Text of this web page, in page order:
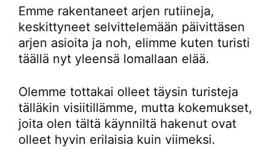
Emme rakentaneet arjen rutiineja,
keskittyneet selvittelemään päivittäsen
arjen asioita ja noh, elimme kuten turisti
täällä nyt yleensä lomallaan elää.
Olemme tottakai olleet täysin turisteja
tälläkin visiitillämme, mutta kokemukset,
joita olen tältä käynniltä hakenut ovat
olleet hyvin erilaisia kuin viimeksi.